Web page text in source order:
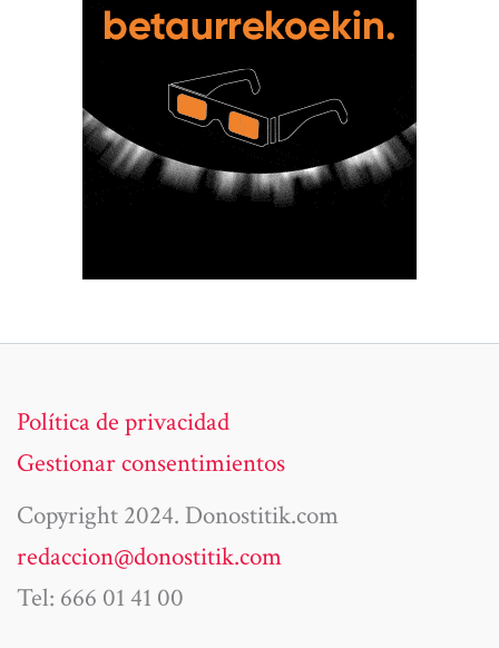
Política de privacidad
Gestionar consentimientos
Copyright 2024. Donostitik.com
redaccion@donostitik.com
Tel: 666 01 41 00